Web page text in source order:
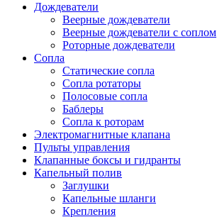
Дождеватели
Веерные дождеватели
Веерные дождеватели с соплом
Роторные дождеватели
Сопла
Статические сопла
Сопла ротаторы
Полосовые сопла
Баблеры
Сопла к роторам
Электромагнитные клапана
Пульты управления
Клапанные боксы и гидранты
Капельный полив
Заглушки
Капельные шланги
Крепления